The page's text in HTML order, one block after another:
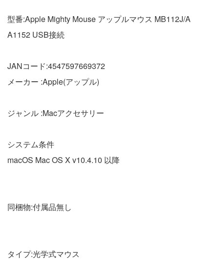
型番:Apple Mighty Mouse アップルマウス MB112J/A
A1152 USB接続
JANコード:4547597669372
メーカー :Apple(アップル)
ジャンル :Macアクセサリー
システム条件
macOS Mac OS X v10.4.10 以降
同梱物:付属品無し
タイプ:光学式マウス